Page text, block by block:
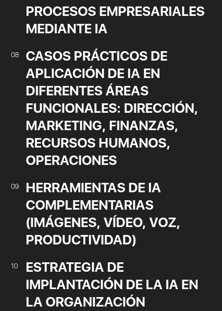
PROCESOS EMPRESARIALES
MEDIANTE IA
08
CASOS PRÁCTICOS DE
APLICACIÓN DE IA EN
DIFERENTES ÁREAS
FUNCIONALES: DIRECCIÓN,
MARKETING, FINANZAS,
RECURSOS HUMANOS,
OPERACIONES
09
HERRAMIENTAS DE IA
COMPLEMENTARIAS
(IMÁGENES, VÍDEO, VOZ,
PRODUCTIVIDAD)
10
ESTRATEGIA DE
IMPLANTACIÓN DE LA IA EN
LA ORGANIZACIÓN